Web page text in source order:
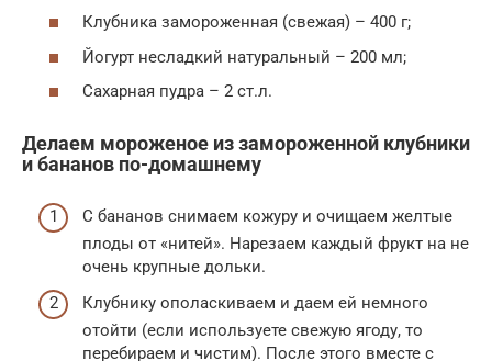
Клубника замороженная (свежая) – 400 г;
Йогурт несладкий натуральный – 200 мл;
Сахарная пудра – 2 ст.л.
Делаем мороженое из замороженной клубники
и бананов по-домашнему
С бананов снимаем кожуру и очищаем желтые
плоды от «нитей». Нарезаем каждый фрукт на не
очень крупные дольки.
Клубнику ополаскиваем и даем ей немного
отойти (если используете свежую ягоду, то
перебираем и чистим). После этого вместе с